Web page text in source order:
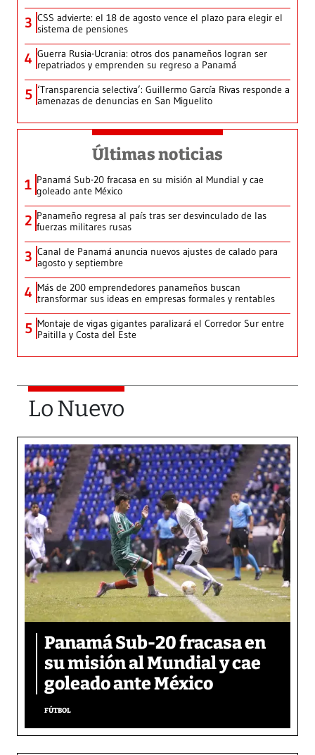
3 CSS advierte: el 18 de agosto vence el plazo para elegir el
sistema de pensiones
4 Guerra Rusia-Ucrania: otros dos panameños logran ser
repatriados y emprenden su regreso a Panamá
5 ‘Transparencia selectiva’: Guillermo García Rivas responde a
amenazas de denuncias en San Miguelito
Últimas noticias
1 Panamá Sub-20 fracasa en su misión al Mundial y cae
goleado ante México
2 Panameño regresa al país tras ser desvinculado de las
fuerzas militares rusas
3 Canal de Panamá anuncia nuevos ajustes de calado para
agosto y septiembre
4 Más de 200 emprendedores panameños buscan
transformar sus ideas en empresas formales y rentables
5 Montaje de vigas gigantes paralizará el Corredor Sur entre
Paitilla y Costa del Este
Lo Nuevo
Panamá Sub-20 fracasa en
su misión al Mundial y cae
goleado ante México
FÚTBOL